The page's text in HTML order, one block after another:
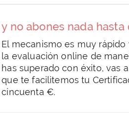
y no abones nada
El mecanismo es muy
la evaluación online de
has superado con éxito, vas
que te facilitemos tu
cincuenta €.